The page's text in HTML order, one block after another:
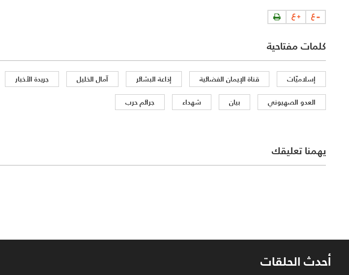
كلمات مفتاحية
إسلاميّات قناة الإيمان الفضائية إذاعة البشائر آمال الخليل جريدة الأخبار
العدو الصهيوني
بيان شهداء جرائم حرب
يهمنا تعليقك
أحدث الحلقات